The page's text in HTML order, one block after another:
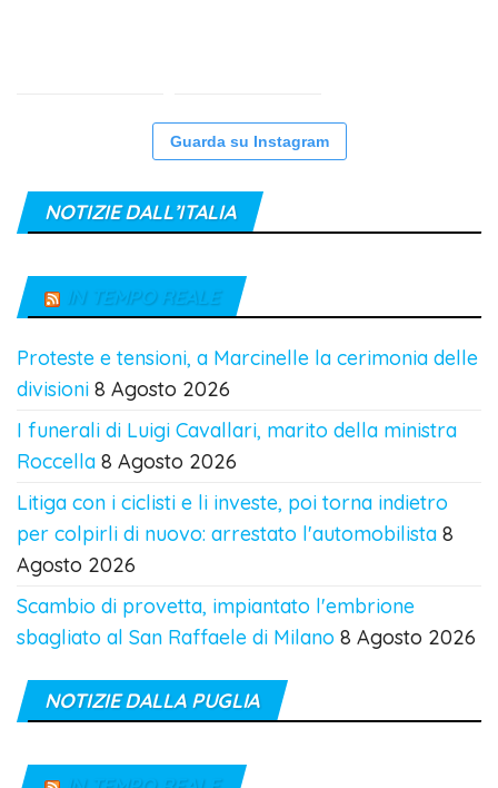
Guarda su Instagram
NOTIZIE DALL’ITALIA
IN TEMPO REALE
Proteste e tensioni, a Marcinelle la cerimonia delle
divisioni 8 Agosto 2026
I funerali di Luigi Cavallari, marito della ministra
Roccella 8 Agosto 2026
Litiga con i ciclisti e li investe, poi torna indietro
per colpirli di nuovo: arrestato l'automobilista 8
Agosto 2026
Scambio di provetta, impiantato l'embrione
sbagliato al San Raffaele di Milano 8 Agosto 2026
NOTIZIE DALLA PUGLIA